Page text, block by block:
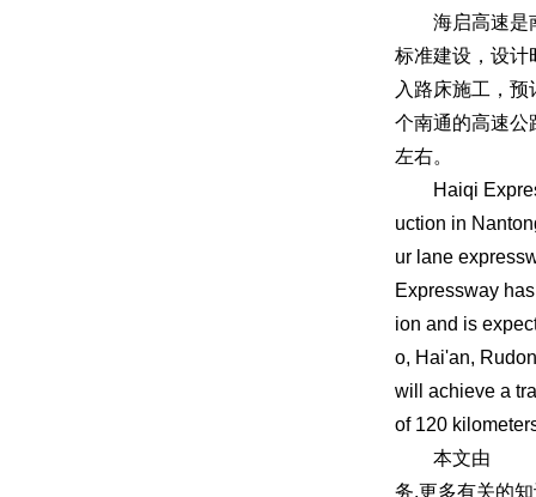
海启高速是南
标准建设，设计
入路床施工，
个南通的高速公
左右。
Haiqi
uction in
ur lane
Expressway
ion and is
o, Hai'an,
will achieve a
of 120
本文由
务.更多有关的